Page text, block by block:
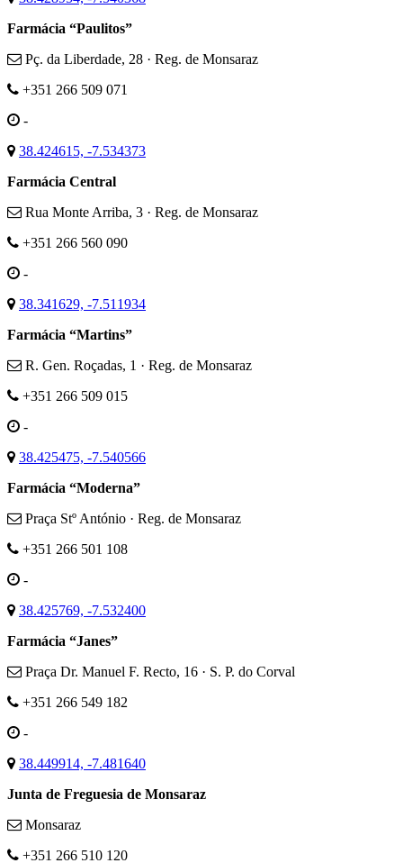
Farmácia “Paulitos”
Pç. da Liberdade, 28 · Reg. de Monsaraz
+351 266 509 071
-
38.424615, -7.534373
Farmácia Central
Rua Monte Arriba, 3 · Reg. de Monsaraz
+351 266 560 090
-
38.341629, -7.511934
Farmácia “Martins”
R. Gen. Roçadas, 1 · Reg. de Monsaraz
+351 266 509 015
-
38.425475, -7.540566
Farmácia “Moderna”
Praça Stº António · Reg. de Monsaraz
+351 266 501 108
-
38.425769, -7.532400
Farmácia “Janes”
Praça Dr. Manuel F. Recto, 16 · S. P. do Corval
+351 266 549 182
-
38.449914, -7.481640
Junta de Freguesia de Monsaraz
Monsaraz
+351 266 510 120